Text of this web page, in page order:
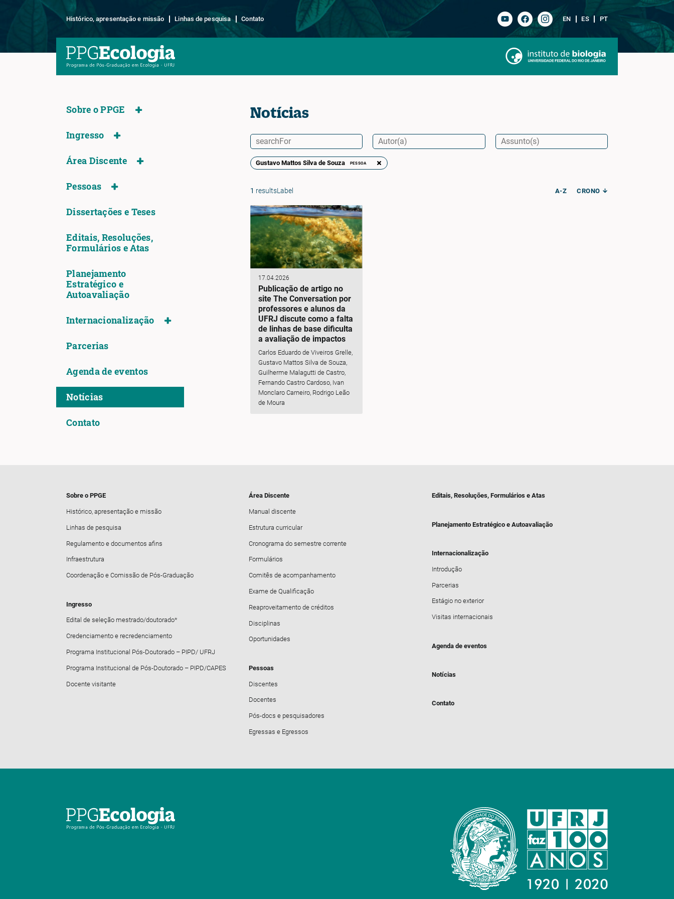
Histórico, apresentação e missão Linhas de pesquisa Contato EN ES PT
Sobre o PPGE
Ingresso
Área Discente
Pessoas
Dissertações e Teses
Editais, Resoluções,
Formulários e Atas
Planejamento
Estratégico e
Autoavaliação
Internacionalização
Parcerias
Agenda de eventos
Notícias
Contato
Notícias
Gustavo Mattos Silva de Souza PESSOA
1 resultsLabel A-Z CRONO
17.04.2026
Publicação de artigo no
site The Conversation por
professores e alunos da
UFRJ discute como a falta
de linhas de base dificulta
a avaliação de impactos
Carlos Eduardo de Viveiros Grelle,
Gustavo Mattos Silva de Souza,
Guilherme Malagutti de Castro,
Fernando Castro Cardoso, Ivan
Monclaro Carneiro, Rodrigo Leão
de Moura
Sobre o PPGE
Histórico, apresentação e missão
Linhas de pesquisa
Regulamento e documentos afins
Infraestrutura
Coordenação e Comissão de Pós-Graduação
Ingresso
Edital de seleção mestrado/doutorado*
Credenciamento e recredenciamento
Programa Institucional Pós-Doutorado – PIPD/ UFRJ
Programa Institucional de Pós-Doutorado – PIPD/CAPES
Docente visitante
Área Discente
Manual discente
Estrutura curricular
Cronograma do semestre corrente
Formulários
Comitês de acompanhamento
Exame de Qualificação
Reaproveitamento de créditos
Disciplinas
Oportunidades
Pessoas
Discentes
Docentes
Pós-docs e pesquisadores
Egressas e Egressos
Editais, Resoluções, Formulários e Atas
Planejamento Estratégico e Autoavaliação
Internacionalização
Introdução
Parcerias
Estágio no exterior
Visitas internacionais
Agenda de eventos
Notícias
Contato